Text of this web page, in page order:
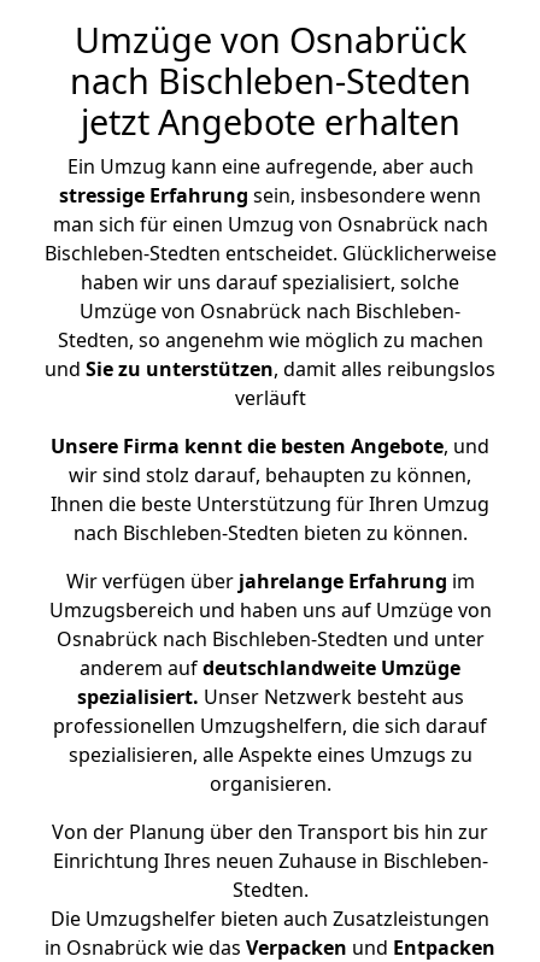
Umzüge von Osnabrück
nach Bischleben-Stedten
jetzt Angebote erhalten
Ein Umzug kann eine aufregende, aber auch
stressige Erfahrung sein, insbesondere wenn
man sich für einen Umzug von Osnabrück nach
Bischleben-Stedten entscheidet. Glücklicherweise
haben wir uns darauf spezialisiert, solche
Umzüge von Osnabrück nach Bischleben-
Stedten, so angenehm wie möglich zu machen
und Sie zu unterstützen, damit alles reibungslos
verläuft
Unsere Firma kennt die besten Angebote, und
wir sind stolz darauf, behaupten zu können,
Ihnen die beste Unterstützung für Ihren Umzug
nach Bischleben-Stedten bieten zu können.
Wir verfügen überjahrelange Erfahrung im
Umzugsbereich und haben uns auf Umzüge von
Osnabrück nach Bischleben-Stedten und unter
anderem aufdeutschlandweite Umzüge
spezialisiert. Unser Netzwerk besteht aus
professionellen Umzugshelfern, die sich darauf
spezialisieren, alle Aspekte eines Umzugs zu
organisieren.
Von der Planung über den Transport bis hin zur
Einrichtung Ihres neuen Zuhause in Bischleben-
Stedten.
Die Umzugshelfer bieten auch Zusatzleistungen
in Osnabrück wie das Verpacken und Entpacken